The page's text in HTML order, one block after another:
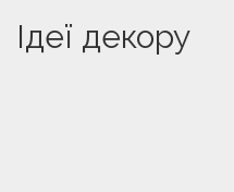
Ідеї декору